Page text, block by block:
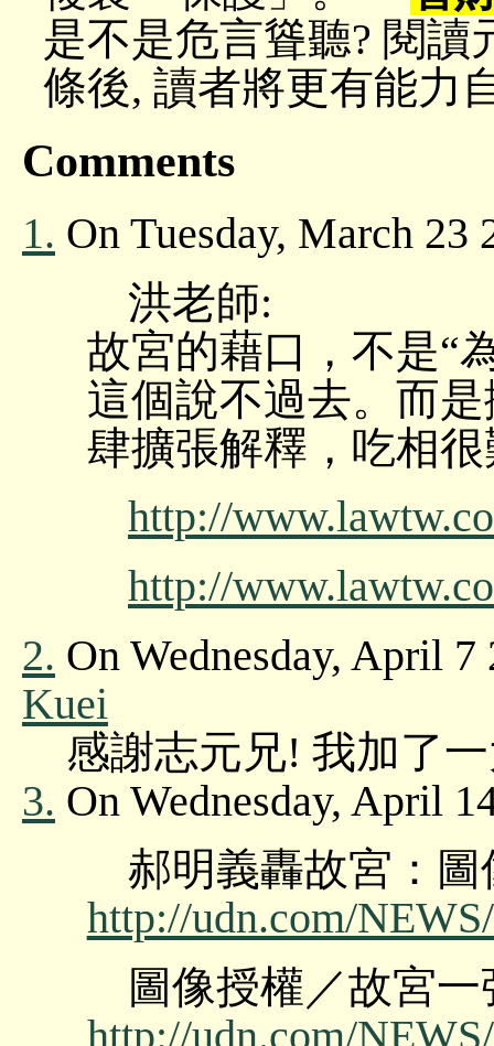
是不是危言聳聽? 閱
條後, 讀者將更有能力
Comments
1. On Tuesday, March
洪老師:
故宮的藉口，不是“
這個說不過去。而
肆擴張解釋，吃相
http://
http://
2. On Wednesday, April
Kuei
感謝志元兄! 我加了
3. On Wednesday, April
郝明義轟故宮：
http://udn.com/
圖像授權／故宮
http://udn.com/